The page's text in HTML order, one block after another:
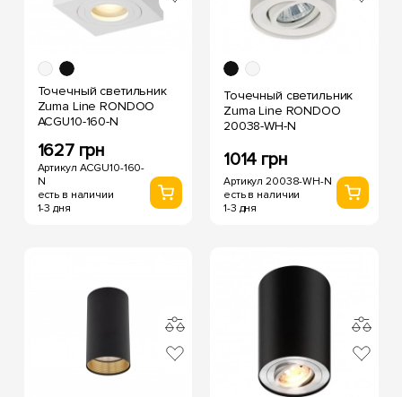
Точечный светильник
Zuma Line RONDOO
ACGU10-160-N
1627 грн
Артикул ACGU10-160-
N
есть в наличии
1-3 дня
Точечный светильник
Zuma Line RONDOO
20038-WH-N
1014 грн
Артикул 20038-WH-N
есть в наличии
1-3 дня